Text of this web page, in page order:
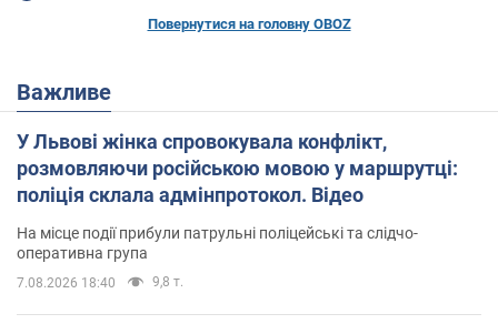
Повернутися на головну OBOZ
Важливе
У Львові жінка спровокувала конфлікт,
розмовляючи російською мовою у маршрутці:
поліція склала адмінпротокол. Відео
На місце події прибули патрульні поліцейські та слідчо-
оперативна група
7.08.2026 18:40 9,8 т.